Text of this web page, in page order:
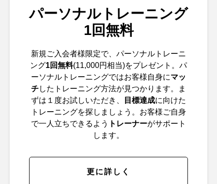
パーソナルトレーニング
1回無料
新規ご入会者様限定で、パーソナルトレーニ
ング1回無料(11,000円相当)をプレゼント。パ
ーソナルトレーニングではお客様自身にマッ
チしたトレーニング方法が見つかります。ま
ずは１度お試しいただき、
目標達成に向けた
トレーニングを探しましょう。お客様ご自身
で一人立ちできるよう
トレーナーがサポート
します。
更に詳しく